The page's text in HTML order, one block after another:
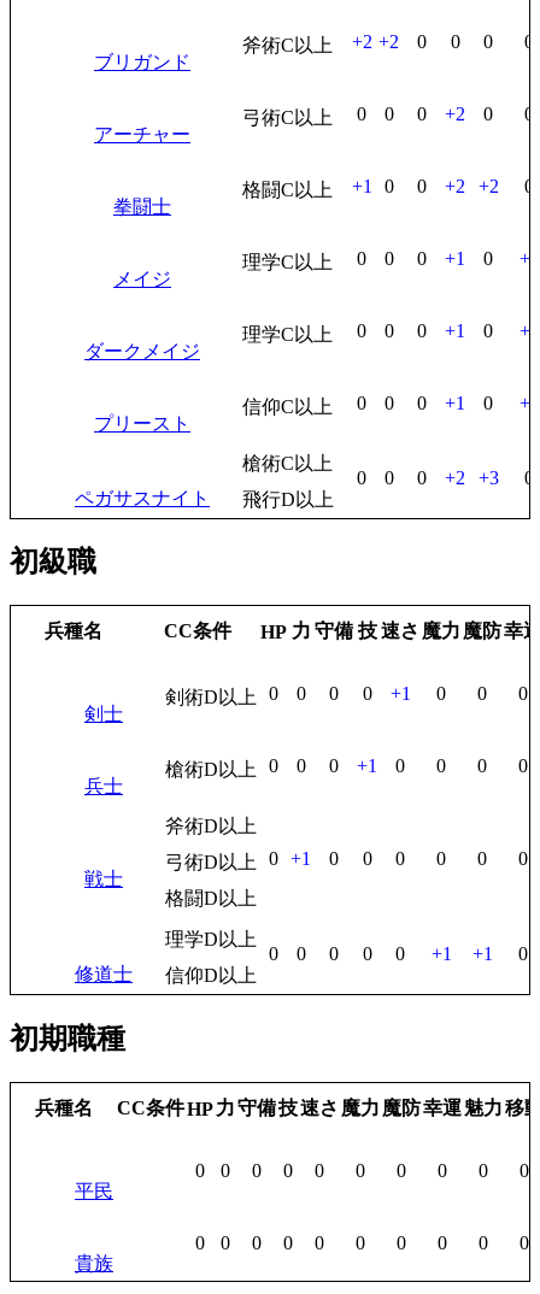
ブリガンド
斧術C以上 +2 +2 0 0 0 0
アーチャー
弓術C以上 0 0 0 +2 0 0
拳闘士
格闘C以上 +1 0 0 +2 +2 0
メイジ
理学C以上 0 0 0 +1 0 +1
ダークメイジ
理学C以上 0 0 0 +1 0 +2
プリースト
信仰C以上 0 0 0 +1 0 +2
ペガサスナイト
槍術C以上
飛行D以上
0 0 0 +2 +3 0
初級職
兵種名 CC条件 HP 力 守備 技 速さ 魔力 魔防幸
剣士
剣術D以上 0 0 0 0 +1 0 0 0
兵士
槍術D以上 0 0 0 +1 0 0 0 0
戦士
斧術D以上
弓術D以上
格闘D以上
0 +1 0 0 0 0 0 0
修道士
理学D以上
信仰D以上
0 0 0 0 0 +1 +1 0
初期職種
兵種名 CC条件HP力守備技速さ 魔力 魔防幸運 魅力移
平民
0 0 0 0 0 0 0 0 0 0
貴族
0 0 0 0 0 0 0 0 0 0